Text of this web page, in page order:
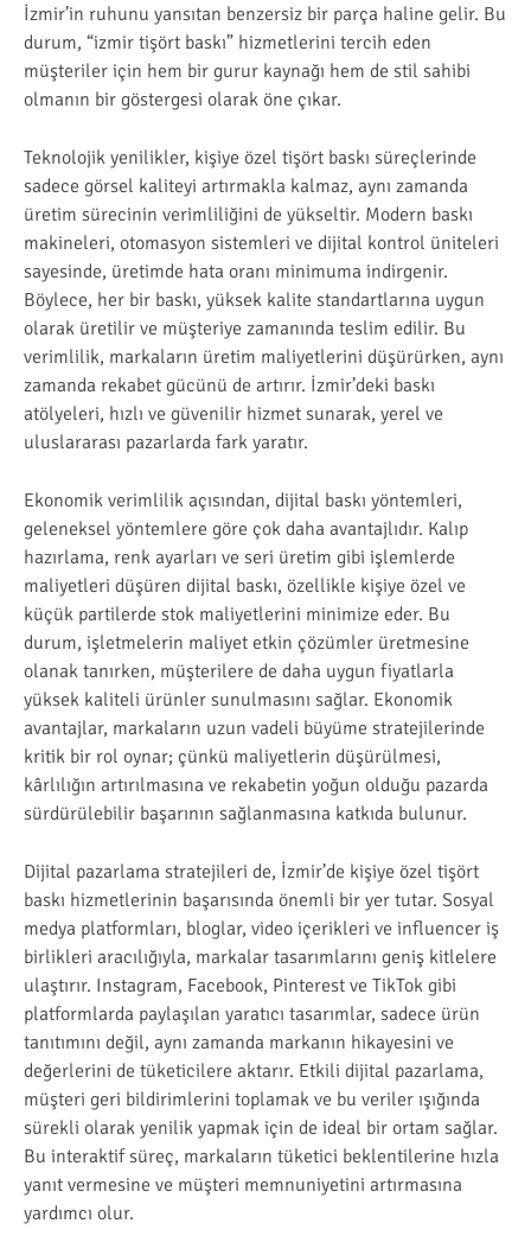
İzmir’in ruhunu yansıtan benzersiz bir parça haline gelir. Bu
durum, “izmir tişört baskı” hizmetlerini tercih eden
müşteriler için hem bir gurur kaynağı hem de stil sahibi
olmanın bir göstergesi olarak öne çıkar.
Teknolojik yenilikler, kişiye özel tişört baskı süreçlerinde
sadece görsel kaliteyi artırmakla kalmaz, aynı zamanda
üretim sürecinin verimliliğini de yükseltir. Modern baskı
makineleri, otomasyon sistemleri ve dijital kontrol üniteleri
sayesinde, üretimde hata oranı minimuma indirgenir.
Böylece, her bir baskı, yüksek kalite standartlarına uygun
olarak üretilir ve müşteriye zamanında teslim edilir. Bu
verimlilik, markaların üretim maliyetlerini düşürürken, aynı
zamanda rekabet gücünü de artırır. İzmir’deki baskı
atölyeleri, hızlı ve güvenilir hizmet sunarak, yerel ve
uluslararası pazarlarda fark yaratır.
Ekonomik verimlilik açısından, dijital baskı yöntemleri,
geleneksel yöntemlere göre çok daha avantajlıdır. Kalıp
hazırlama, renk ayarları ve seri üretim gibi işlemlerde
maliyetleri düşüren dijital baskı, özellikle kişiye özel ve
küçük partilerde stok maliyetlerini minimize eder. Bu
durum, işletmelerin maliyet etkin çözümler üretmesine
olanak tanırken, müşterilere de daha uygun fiyatlarla
yüksek kaliteli ürünler sunulmasını sağlar. Ekonomik
avantajlar, markaların uzun vadeli büyüme stratejilerinde
kritik bir rol oynar; çünkü maliyetlerin düşürülmesi,
kârlılığın artırılmasına ve rekabetin yoğun olduğu pazarda
sürdürülebilir başarının sağlanmasına katkıda bulunur.
Dijital pazarlama stratejileri de, İzmir’de kişiye özel tişört
baskı hizmetlerinin başarısında önemli bir yer tutar. Sosyal
medya platformları, bloglar, video içerikleri ve influencer iş
birlikleri aracılığıyla, markalar tasarımlarını geniş kitlelere
ulaştırır. Instagram, Facebook, Pinterest ve TikTok gibi
platformlarda paylaşılan yaratıcı tasarımlar, sadece ürün
tanıtımını değil, aynı zamanda markanın hikayesini ve
değerlerini de tüketicilere aktarır. Etkili dijital pazarlama,
müşteri geri bildirimlerini toplamak ve bu veriler ışığında
sürekli olarak yenilik yapmak için de ideal bir ortam sağlar.
Bu interaktif süreç, markaların tüketici beklentilerine hızla
yanıt vermesine ve müşteri memnuniyetini artırmasına
yardımcı olur.